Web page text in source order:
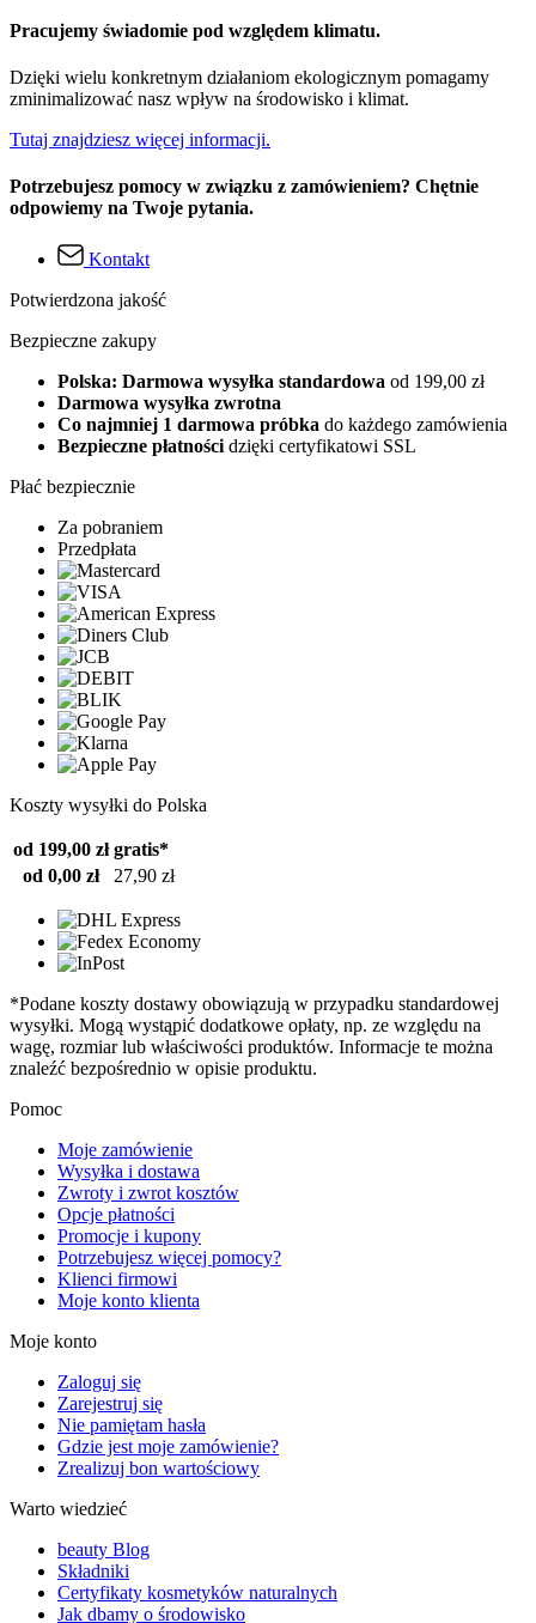
Pracujemy świadomie pod względem klimatu.
Dzięki wielu konkretnym działaniom ekologicznym pomagamy
zminimalizować nasz wpływ na środowisko i klimat.
Tutaj znajdziesz więcej informacji.
Potrzebujesz pomocy w związku z zamówieniem? Chętnie
odpowiemy na Twoje pytania.
Kontakt
Potwierdzona jakość
Bezpieczne zakupy
Polska: Darmowa wysyłka standardowa od 199,00 zł
Darmowa wysyłka zwrotna
Co najmniej 1 darmowa próbka do każdego zamówienia
Bezpieczne płatności dzięki certyfikatowi SSL
Płać bezpiecznie
Za pobraniem
Przedpłata
Koszty wysyłki do Polska
od 199,00 zł gratis*
od 0,00 zł
27,90 zł
*Podane koszty dostawy obowiązują w przypadku standardowej
wysyłki. Mogą wystąpić dodatkowe opłaty, np. ze względu na
wagę, rozmiar lub właściwości produktów. Informacje te można
znaleźć bezpośrednio w opisie produktu.
Pomoc
Moje zamówienie
Wysyłka i dostawa
Zwroty i zwrot kosztów
Opcje płatności
Promocje i kupony
Potrzebujesz więcej pomocy?
Klienci firmowi
Moje konto klienta
Moje konto
Zaloguj się
Zarejestruj się
Nie pamiętam hasła
Gdzie jest moje zamówienie?
Zrealizuj bon wartościowy
Warto wiedzieć
beauty Blog
Składniki
Certyfikaty kosmetyków naturalnych
Jak dbamy o środowisko